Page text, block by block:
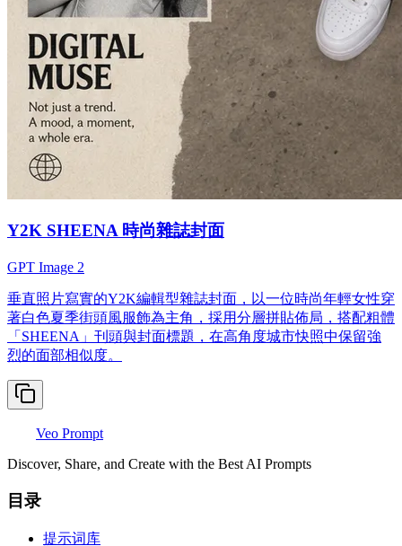
Y2K SHEENA 時尚雜誌封面
GPT Image 2
垂直照片寫實的Y2K編輯型雜誌封面，以一位時尚年輕女性穿
著白色夏季街頭風服飾為主角，採用分層拼貼佈局，搭配粗體
「SHEENA」刊頭與封面標題，在高角度城市快照中保留強
烈的面部相似度。
Veo Prompt
Discover, Share, and Create with the Best AI Prompts
目录
提示词库